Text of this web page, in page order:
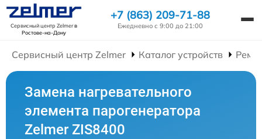
Сервисный центр Zelmerв
Ростове-на-Дону
+7 (863) 209-71-88
Ежедневно с 9:00 до 21:00
Сервисный центр Zelmer Каталог устройств
Замена нагревательного
элемента парогенератора
Zelmer ZIS8400